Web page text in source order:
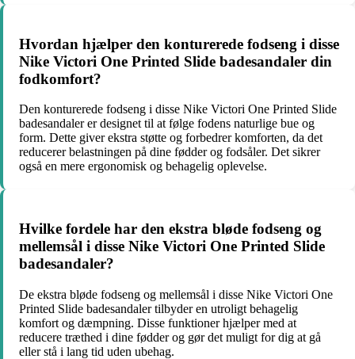
Hvordan hjælper den konturerede fodseng i disse
Nike Victori One Printed Slide badesandaler din
fodkomfort?
Den konturerede fodseng i disse Nike Victori One Printed Slide
badesandaler er designet til at følge fodens naturlige bue og
form. Dette giver ekstra støtte og forbedrer komforten, da det
reducerer belastningen på dine fødder og fodsåler. Det sikrer
også en mere ergonomisk og behagelig oplevelse.
Hvilke fordele har den ekstra bløde fodseng og
mellemsål i disse Nike Victori One Printed Slide
badesandaler?
De ekstra bløde fodseng og mellemsål i disse Nike Victori One
Printed Slide badesandaler tilbyder en utroligt behagelig
komfort og dæmpning. Disse funktioner hjælper med at
reducere træthed i dine fødder og gør det muligt for dig at gå
eller stå i lang tid uden ubehag.